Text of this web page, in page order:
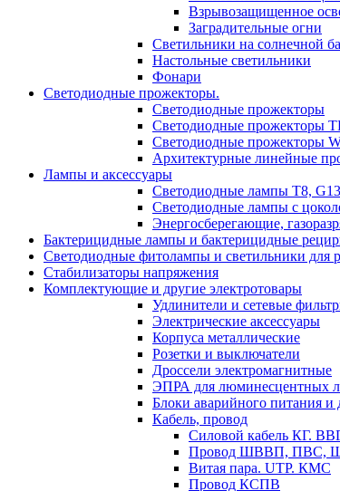
Взрывозащищенное
Заградительные огни
Светильники на солнечной
Настольные светильники
Фонари
Светодиодные прожекторы.
Светодиодные прожекторы
Светодиодные прожекторы
Светодиодные прожекторы
Архитектурные линейные
Лампы и аксессуары
Светодиодные лампы Т8, G13
Светодиодные лампы с
Энергосберегающие,
Бактерицидные лампы и бактерицидные
Светодиодные фитолампы и светильники для
Стабилизаторы напряжения
Комплектующие и другие электротовары
Удлинители и сетевые
Электрические аксессуары
Корпуса металлические
Розетки и выключатели
Дроссели электромагнитные
ЭПРА для люминесцентных
Блоки аварийного питания и
Кабель, провод
Силовой кабель КГ.
Провод ШВВП, ПВС,
Витая пара. UTP. КМС
Провод КСПВ